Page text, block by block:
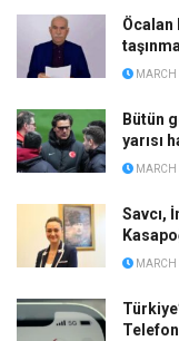
Öcalan
Bütün
yarısı
Savcı,